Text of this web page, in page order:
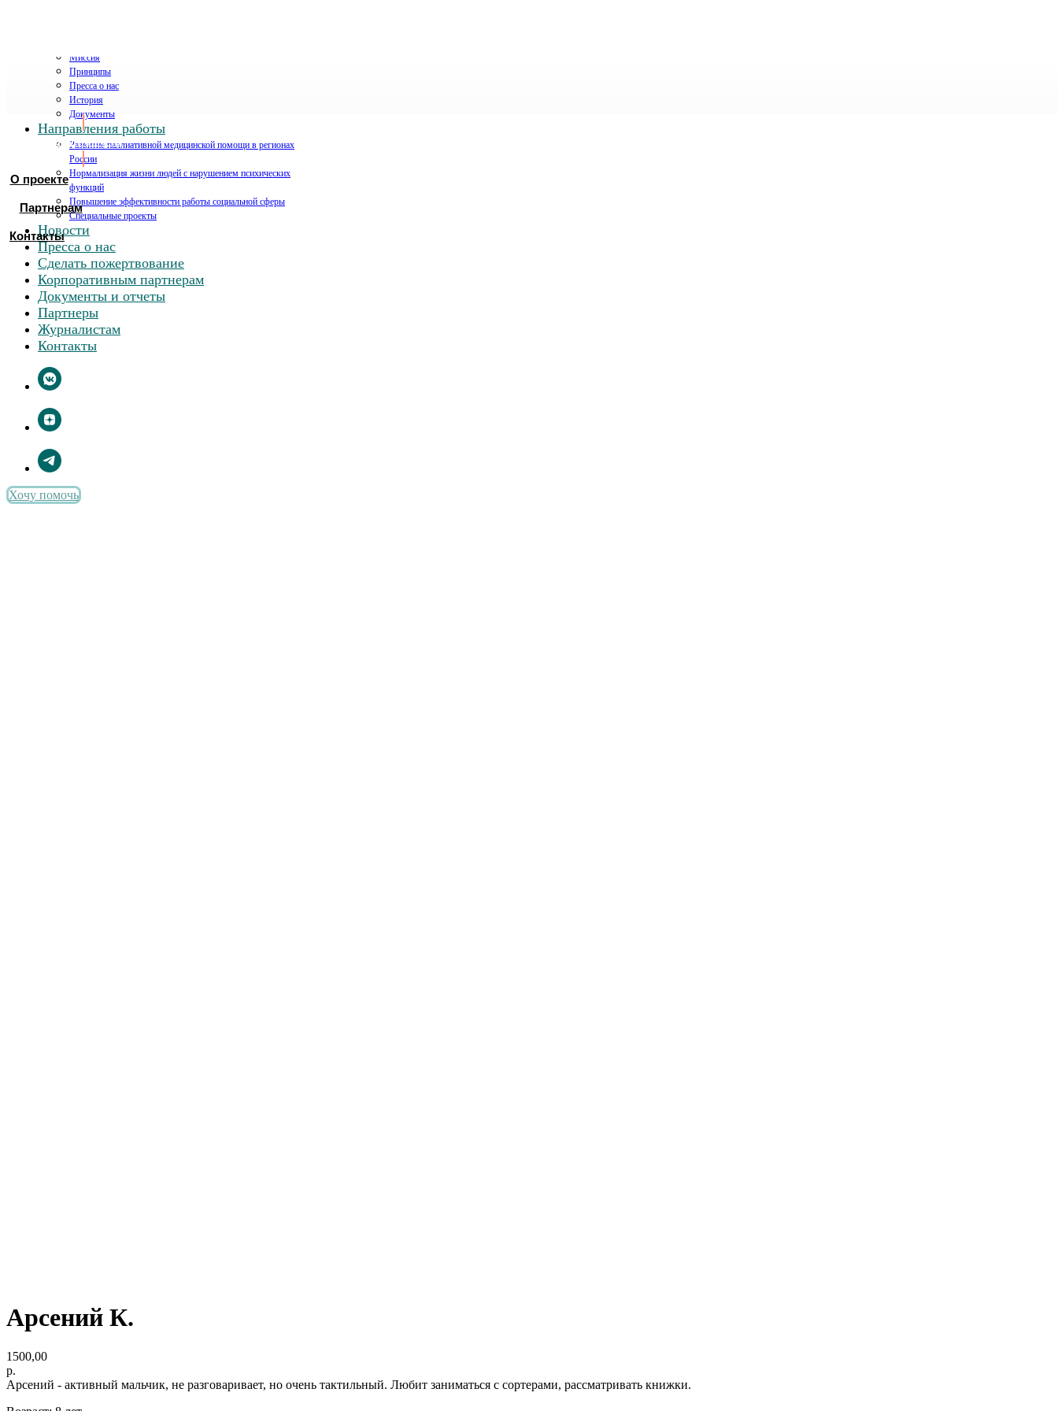
Хочу помочь
О проекте
Партнерам
Контакты
Миссия
Принципы
Пресса о нас
История
Документы
Направления работы
Развитие паллиативной медицинской помощи в регионах
России
Нормализация жизни людей с нарушением психических
функций
Повышение эффективности работы социальной сферы
Специальные проекты
Новости
Пресса о нас
Сделать пожертвование
Корпоративным партнерам
Документы и отчеты
Партнеры
Журналистам
Контакты
Хочу помочь
Арсений К.
1500,00
р.
Арсений - активный мальчик, не разговаривает, но очень тактильный. Любит заниматься с сортерами, рассматривать книжки.